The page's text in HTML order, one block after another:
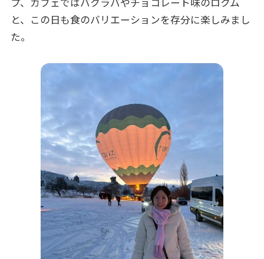
プ、カフェではバクラバやチョコレート味のロクム
と、この日も食のバリエーションを存分に楽しみまし
た。